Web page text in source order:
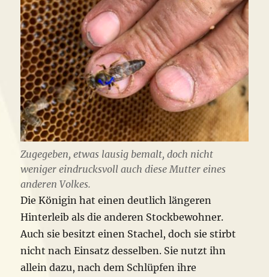
Zugegeben, etwas lausig bemalt, doch nicht
weniger eindrucksvoll auch diese Mutter eines
anderen Volkes.
Die Königin hat einen deutlich längeren
Hinterleib als die anderen Stockbewohner.
Auch sie besitzt einen Stachel, doch sie stirbt
nicht nach Einsatz desselben. Sie nutzt ihn
allein dazu, nach dem Schlüpfen ihre